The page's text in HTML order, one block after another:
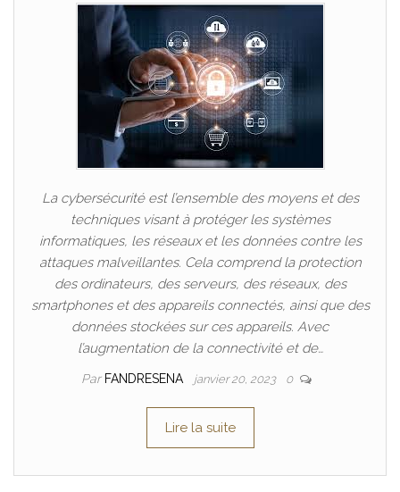
La cybersécurité est l’ensemble des moyens et des
techniques visant à protéger les systèmes
informatiques, les réseaux et les données contre les
attaques malveillantes. Cela comprend la protection
des ordinateurs, des serveurs, des réseaux, des
smartphones et des appareils connectés, ainsi que des
données stockées sur ces appareils. Avec
l’augmentation de la connectivité et de…
Par FANDRESENA janvier 20, 2023 0
Lire la suite